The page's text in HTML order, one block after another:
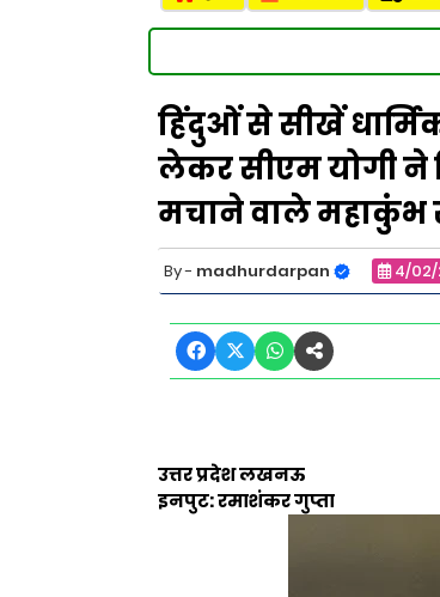
हिंदुओं से सीखें
लेकर सीएम योगी ने
मचाने वाले
madhurdarpan 4/02/
उत्तर प्रदेश लखनऊ
इनपुट: रमाशंकर गुप्ता